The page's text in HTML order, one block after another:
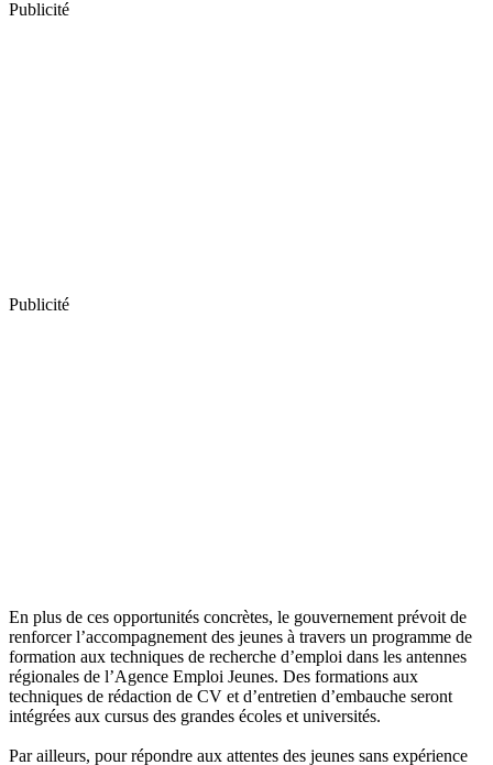
Publicité
Publicité
En plus de ces opportunités concrètes, le gouvernement prévoit de
renforcer l’accompagnement des jeunes à travers un programme de
formation aux techniques de recherche d’emploi dans les antennes
régionales de l’Agence Emploi Jeunes. Des formations aux
techniques de rédaction de CV et d’entretien d’embauche seront
intégrées aux cursus des grandes écoles et universités.
Par ailleurs, pour répondre aux attentes des jeunes sans expérience